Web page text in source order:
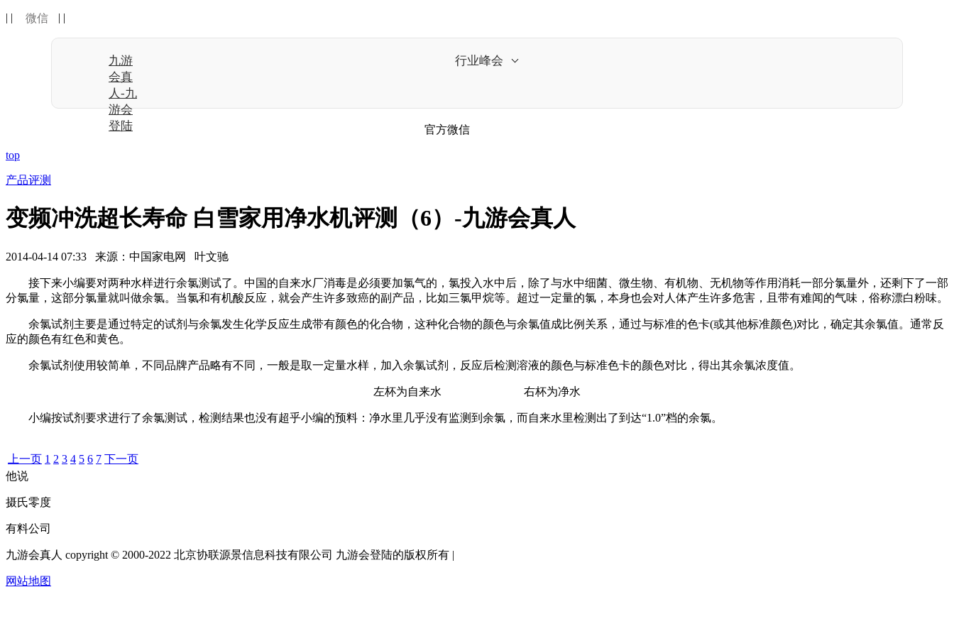
| | 微信 | |
九游
会真
人-九
游会
登陆
行业峰会
官方微信
top
产品评测
变频冲洗超长寿命 白雪家用净水机评测（6）-九游会真人
2014-04-14 07:33 来源：中国家电网 叶文驰
接下来小编要对两种水样进行余氯测试了。中国的自来水厂消毒是必须要加氯气的，氯投入水中后，除了与水中细菌、微生物、有机物、无机物等作用消耗一部分氯量外，还剩下了一部
分氯量，这部分氯量就叫做余氯。当氯和有机酸反应，就会产生许多致癌的副产品，比如三氯甲烷等。超过一定量的氯，本身也会对人体产生许多危害，且带有难闻的气味，俗称漂白粉味。
余氯试剂主要是通过特定的试剂与余氯发生化学反应生成带有颜色的化合物，这种化合物的颜色与余氯值成比例关系，通过与标准的色卡(或其他标准颜色)对比，确定其余氯值。通常反
应的颜色有红色和黄色。
余氯试剂使用较简单，不同品牌产品略有不同，一般是取一定量水样，加入余氯试剂，反应后检测溶液的颜色与标准色卡的颜色对比，得出其余氯浓度值。
左杯为自来水 右杯为净水
小编按试剂要求进行了余氯测试，检测结果也没有超乎小编的预料：净水里几乎没有监测到余氯，而自来水里检测出了到达“1.0”档的余氯。
上一页 1 2 3 4 5 6 7 下一页
他说
摄氏零度
有料公司
九游会真人 copyright © 2000-2022 北京协联源景信息科技有限公司 九游会登陆的版权所有 |
网站地图